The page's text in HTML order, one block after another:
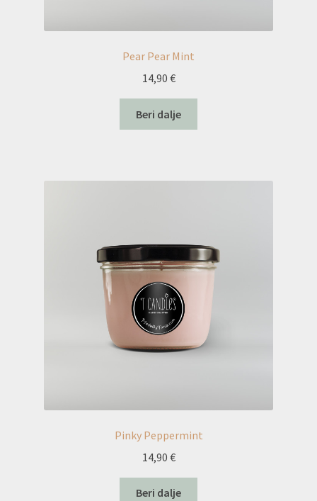
Pear Pear Mint
14,90 €
Beri dalje
Pinky Peppermint
14,90 €
Beri dalje